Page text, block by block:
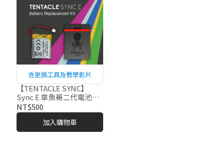
含更換工具及教學影片
【TENTACLE SYNC】
Sync E 章魚哥二代電池替
換組
NT$500
加入購物車